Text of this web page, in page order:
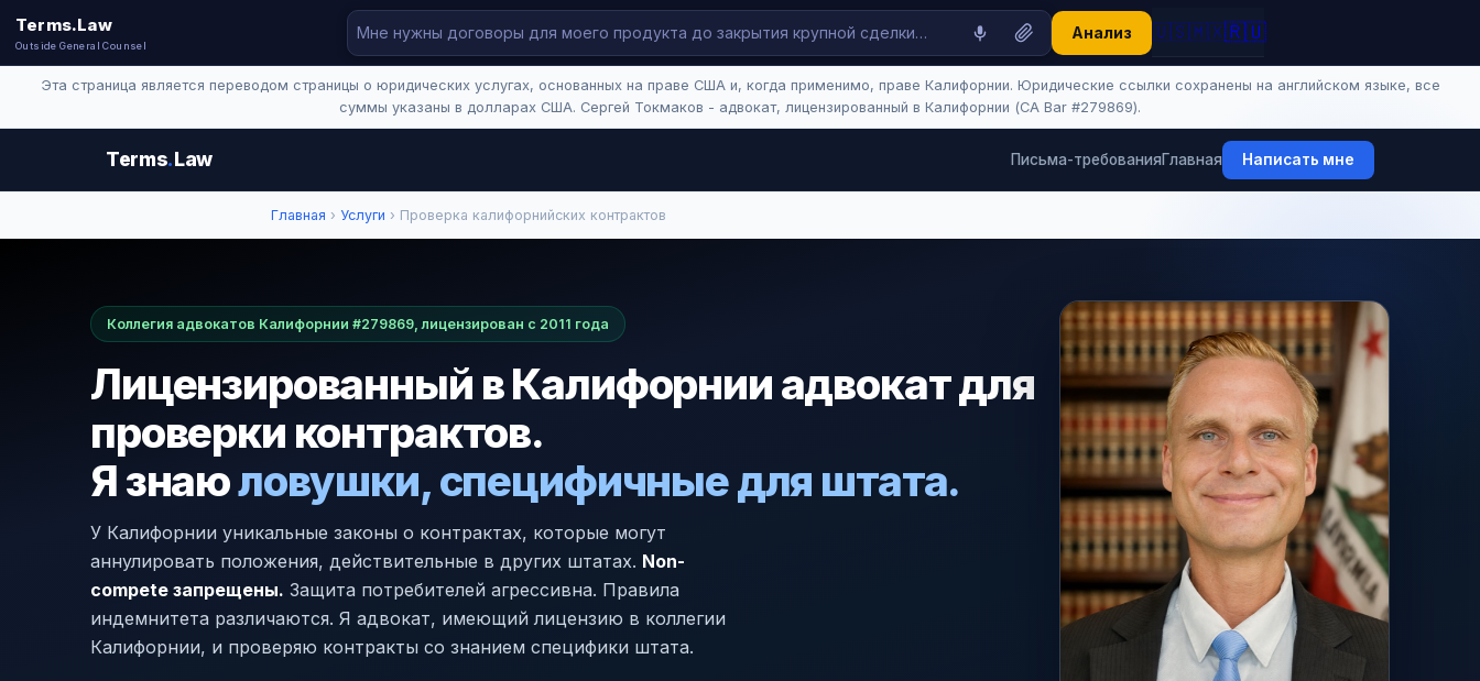
Terms.Law
Outside General Counsel
🇺🇸🇲🇽🇷🇺
Анализ
Эта страница является переводом страницы о юридических услугах, основанных на праве США и, когда применимо, праве Калифорнии. Юридические ссылки сохранены на английском языке, все
суммы указаны в долларах США. Сергей Токмаков - адвокат, лицензированный в Калифорнии (CA Bar #279869).
Terms.Law Письма-требованияГлавная Написать мне
Главная › Услуги › Проверка калифорнийских контрактов
Коллегия адвокатов Калифорнии #279869, лицензирован с 2011 года
Лицензированный в Калифорнии адвокат для
проверки контрактов.
Я знаюловушки, специфичные для штата.
У Калифорнии уникальные законы о контрактах, которые могут
аннулировать положения, действительные в других штатах. Non-
compete запрещены. Защита потребителей агрессивна. Правила
индемнитета различаются. Я адвокат, имеющий лицензию в коллегии
Калифорнии, и проверяю контракты со знанием специфики штата.